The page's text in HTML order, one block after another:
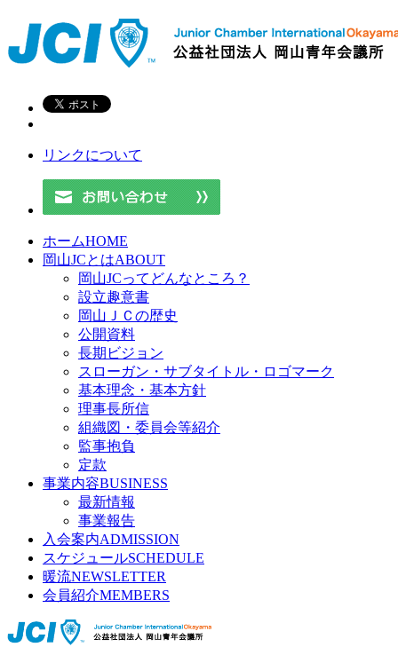
リンクについて
ホームHOME
岡山JCとはABOUT
岡山JCってどんなところ？
設立趣意書
岡山ＪＣの歴史
公開資料
長期ビジョン
スローガン・サブタイトル・ロゴマーク
基本理念・基本方針
理事長所信
組織図・委員会等紹介
監事抱負
定款
事業内容BUSINESS
最新情報
事業報告
入会案内ADMISSION
スケジュールSCHEDULE
暖流NEWSLETTER
会員紹介MEMBERS